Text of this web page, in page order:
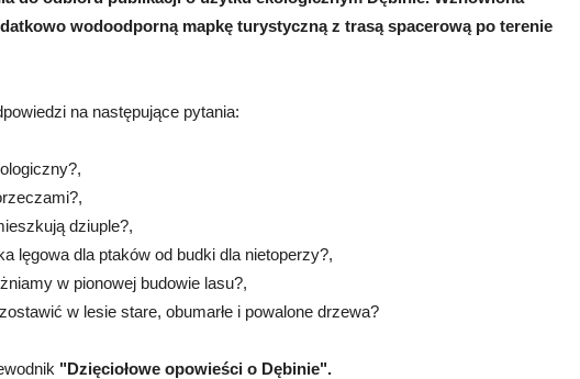
wodoodporną mapkę turystyczną z trasą spacerową po terenie
na następujące pytania:
dziuple?,
lęgowa dla ptaków od budki dla nietoperzy?,
w pionowej budowie lasu?,
w lesie stare, obumarłe i powalone drzewa?
"Dzięciołowe opowieści o Dębinie".